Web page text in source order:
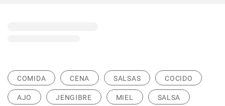
COMIDA CENA SALSAS COCIDO
AJO JENGIBRE MIEL SALSA